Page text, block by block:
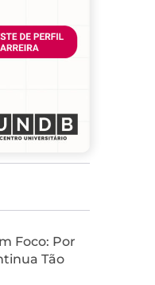
Foco: Por
Tão